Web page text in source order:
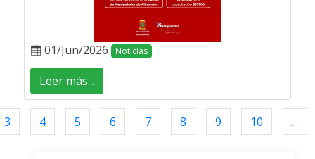
01/Jun/2026 Noticias
Leer más...
3 4 5 6 7 8 9 10 ...